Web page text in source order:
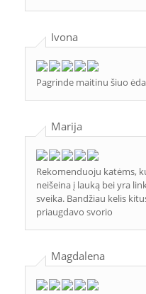
Ivona
Pagrinde maitinu šiuo
Marija
Rekomenduoju katėms,
neišeina į lauką bei yra
sveika. Bandžiau kelis
priaugdavo svorio
Magdalena